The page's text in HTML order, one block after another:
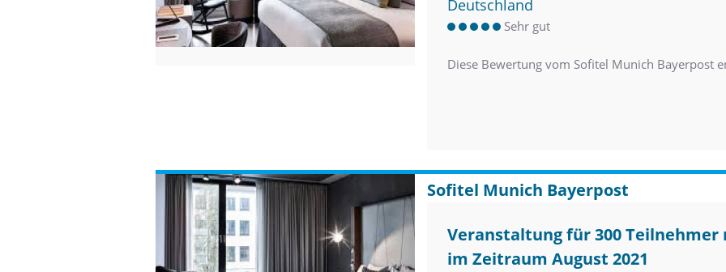
Deutschland
Sehr gut
Diese Bewertung vom Sofitel Munich Bayerpost
Sofitel Munich Bayerpost
Veranstaltung für 300
im Zeitraum August 2021